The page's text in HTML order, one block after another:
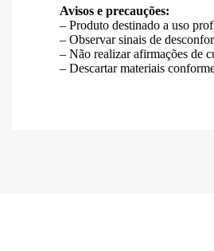
Avisos e precauções:
– Produto destinado a uso
– Observar sinais de
– Não realizar afirmações de
– Descartar materiais